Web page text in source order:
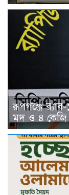
রূপগঞ্জে
মদ ও ৪